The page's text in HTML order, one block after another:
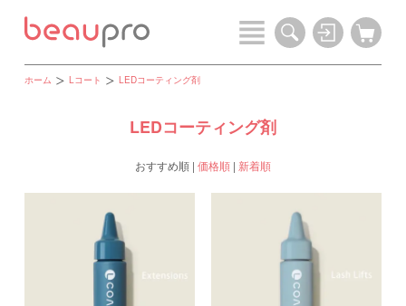
ホーム Lコート LEDコーティング剤
LEDコーティング剤
おすすめ順| 価格順| 新着順